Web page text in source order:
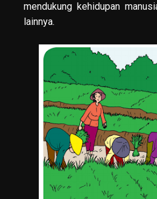
mendukung kehidupan
lainnya.